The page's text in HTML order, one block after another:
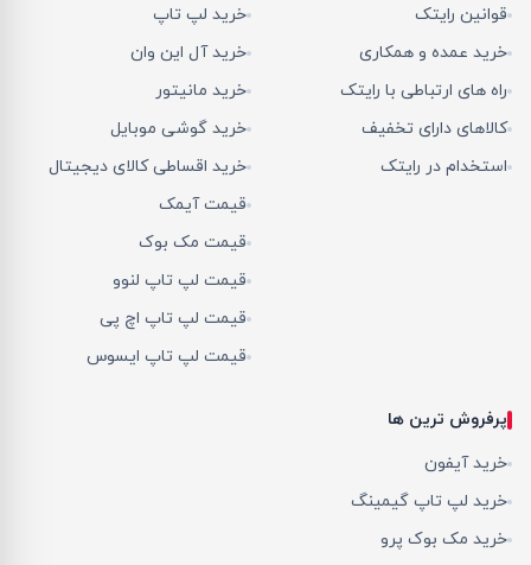
قوانین رایتک
خرید عمده و همکاری
راه های ارتباطی با رایتک
کالاهای دارای تخفیف
استخدام در رایتک
خرید لپ تاپ
خرید آل این وان
خرید مانیتور
خرید گوشی موبایل
خرید اقساطی کالای دیجیتال
قیمت آیمک
قیمت مک بوک
قیمت لپ تاپ لنوو
قیمت لپ تاپ اچ پی
قیمت لپ تاپ ایسوس
پرفروش ترین ها
خرید آیفون
خرید لپ تاپ گیمینگ
خرید مک بوک پرو